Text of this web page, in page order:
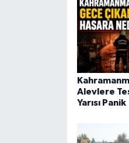
Alevlere
Yarısı Panik
HABERDE İNSAN